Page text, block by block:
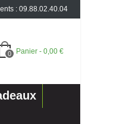
: 09.88.02.40.04
0 Panier - 0,00 €